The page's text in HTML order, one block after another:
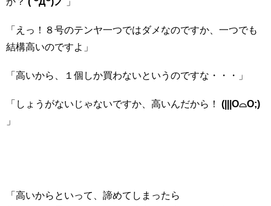
「えっ！８号のテンヤ一つではダメなのですか、一つでも
結構高いのですよ」
「高いから、１個しか買わないというのですな・・・」
「しょうがないじゃないですか、高いんだから！
(|||O⌓O;)
」
「高いからといって、諦めてしまったら